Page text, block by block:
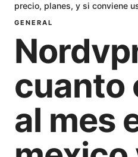
precio, planes, y si conviene
GENERAL
cuanto
al mes